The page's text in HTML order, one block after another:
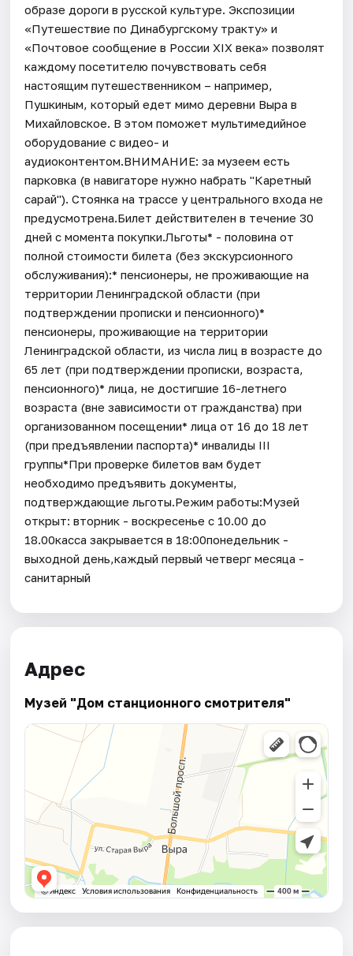
образе дороги в русской культуре. Экспозиции
«Путешествие по Динабургскому тракту» и
«Почтовое сообщение в России XIX века» позволят
каждому посетителю почувствовать себя
настоящим путешественником – например,
Пушкиным, который едет мимо деревни Выра в
Михайловское. В этом поможет мультимедийное
оборудование с видео- и
аудиоконтентом.ВНИМАНИЕ: за музеем есть
парковка (в навигаторе нужно набрать "Каретный
сарай"). Стоянка на трассе у центрального входа не
предусмотрена.Билет действителен в течение 30
дней с момента покупки.Льготы* - половина от
полной стоимости билета (без экскурсионного
обслуживания):* пенсионеры, не проживающие на
территории Ленинградской области (при
подтверждении прописки и пенсионного)*
пенсионеры, проживающие на территории
Ленинградской области, из числа лиц в возрасте до
65 лет (при подтверждении прописки, возраста,
пенсионного)* лица, не достигшие 16-летнего
возраста (вне зависимости от гражданства) при
организованном посещении* лица от 16 до 18 лет
(при предъявлении паспорта)* инвалиды III
группы*При проверке билетов вам будет
необходимо предъявить документы,
подтверждающие льготы.Режим работы:Музей
открыт: вторник - воскресенье с 10.00 до
18.00касса закрывается в 18:00понедельник -
выходной день,каждый первый четверг месяца -
санитарный
Адрес
Музей "Дом станционного смотрителя"